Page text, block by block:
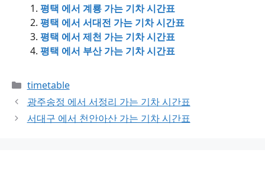
평택 에서 계룡 가는 기차 시간표
평택 에서 서대전 가는 기차 시간표
평택 에서 제천 가는 기차 시간표
평택 에서 부산 가는 기차 시간표
Categories
timetable
광주송정 에서 서정리 가는 기차 시간표
서대구 에서 천안아산 가는 기차 시간표